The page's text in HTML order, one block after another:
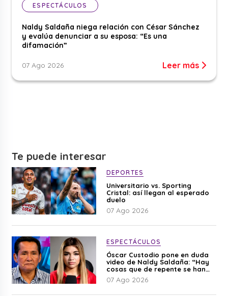
ESPECTÁCULOS
Naldy Saldaña niega relación con César Sánchez
y evalúa denunciar a su esposa: “Es una
difamación”
07 Ago 2026 Leer más
Te puede interesar
DEPORTES
Universitario vs. Sporting
Cristal: así llegan al esperado
duelo
07 Ago 2026
ESPECTÁCULOS
Óscar Custodio pone en duda
video de Naldy Saldaña: “Hay
cosas que de repente se han
editado”
07 Ago 2026